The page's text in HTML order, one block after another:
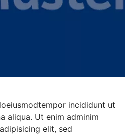
incididunt ut
aliqua. Ut enim adminim
elit, sed